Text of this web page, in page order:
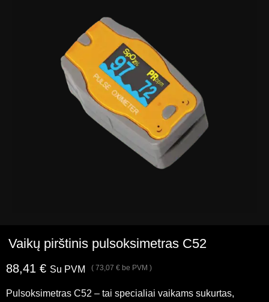
Vaikų pirštinis pulsoksimetras C52
88,41 € Su PVM ( 73,07 € be PVM )
Pulsoksimetras C52 – tai specialiai vaikams sukurtas,